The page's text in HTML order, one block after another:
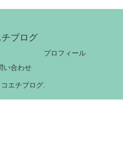
チブログ
プロフィール
い合わせ
エチブログ.